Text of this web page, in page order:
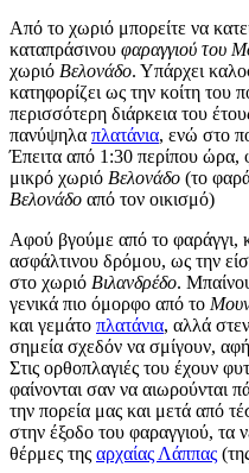
Από το χωριό μπορείτε να
καταπράσινου φαραγγιού του
χωριό Βελονάδο. Υπάρχει
κατηφορίζει ως την κοίτη του
περισσότερη διάρκεια του
πανύψηλα πλατάνια, ενώ στο
Έπειτα από 1:30 περίπου ώρα,
μικρό χωριό Βελονάδο (το
Βελονάδο από τον οικισμό)
Αφού βγούμε από το φαράγγι,
ασφάλτινου δρόμου, ως την
στο χωριό Βιλανδρέδο.
γενικά πιο όμορφο από το
και γεμάτο πλατάνια, αλλά
σημεία σχεδόν να σμίγουν,
Στις ορθοπλαγιές του έχουν
φαίνονται σαν να αιωρούνται
την πορεία μας και μετά από
στην έξοδο του φαραγγιού, τα
θέρμες της αρχαίας Λάππας